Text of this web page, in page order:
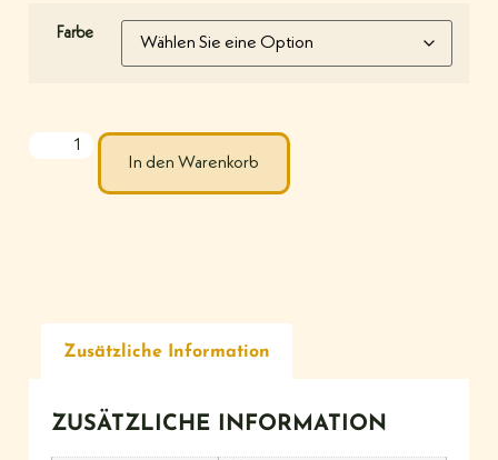
Farbe
In den Warenkorb
Zusätzliche Information
ZUSÄTZLICHE INFORMATION